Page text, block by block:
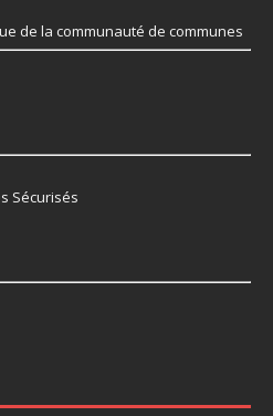
de la communauté de communes
Sécurisés